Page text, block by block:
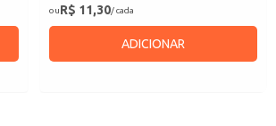
ouR$ 11,30/ cada
ADICIONAR